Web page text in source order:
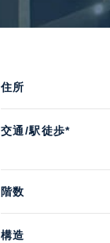
住所
交通/駅徒歩*
階数
構造